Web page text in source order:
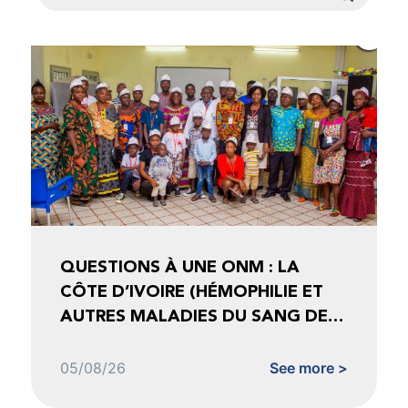
QUESTIONS À UNE ONM : LA
CÔTE D’IVOIRE (HÉMOPHILIE ET
AUTRES MALADIES DU SANG DE
05/08/26 See more >